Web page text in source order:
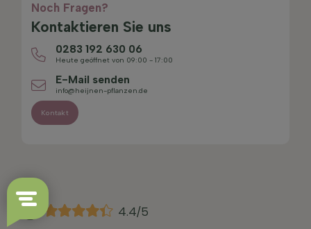
Noch Fragen?
Kontaktieren Sie uns
0283 192 630 06
Heute geöffnet von 09:00 - 17:00
E-Mail senden
info@heijnen-pflanzen.de
Kontakt
4.4/5